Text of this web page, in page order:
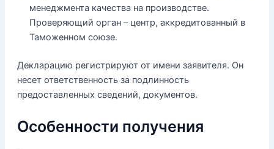
менеджмента качества на производстве.
Проверяющий орган – центр, аккредитованный в
Таможенном союзе.
Декларацию регистрируют от имени заявителя. Он
несет ответственность за подлинность
предоставленных сведений, документов.
Особенности получения